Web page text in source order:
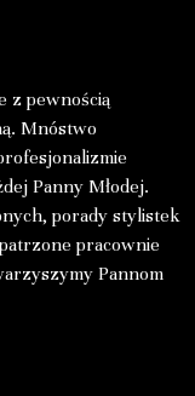
z pewnością
Mnóstwo
Panny Młodej.
porady stylistek
pracownie
Pannom